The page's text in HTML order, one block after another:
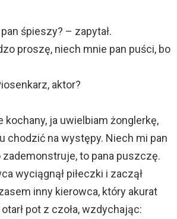
śpieszy? – zapytał.
proszę, niech mnie pan puści, bo
aktor?
kochany, ja uwielbiam żonglerkę,
chodzić na występy. Niech mi pan
to pana puszczę.
wyciągnął piłeczki i zaczął
inny kierowca, który akurat
pot z czoła, wzdychając: